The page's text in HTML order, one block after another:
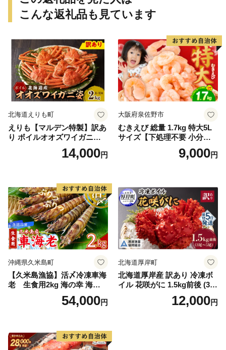
こんな返礼品も見ています
北海道えりも町
えりも【マルデン特製】訳あ
り ボイルオオズワイガニ姿2
kg《1kg(４尾～５尾)×2》【e
r002-051-a】 / ふるさと納税
イル済み 冷凍 カニ 蟹 かに
カニ味噌 甲羅 お得 格安 小ぶ
り 解凍 カニ鍋 甲羅焼き 海鮮
返礼品 特産品 新鮮 濃厚 旨み
簡単調理 家庭用 ギフト グル
メ
14,000円
大阪府泉佐野市
むきえび 総量 1.7kg 特大5L
サイズ【下処理不要 小分け 8
50g×2P 訳あり サイズ不揃い
バナメイエビ バラ凍結】
9,000円
沖縄県久米島町
【久米島漁協】活〆冷凍車海
老 生食用2kg 海の幸 海鮮
車えび クルマエビ 高級食材
生食 刺身 鮮度抜群 プリプリ
り物 お歳暮 お中元
54,000円
北海道厚岸町
北海道厚岸産 訳あり 冷凍ボ
イル 花咲がに 1.5kg前後 (3尾
～5尾入) 蟹 花咲ガニ 魚介類
魚介 [№5863-1090]12,000円